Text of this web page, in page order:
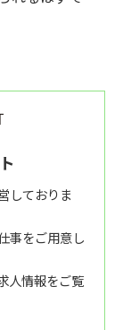
しておりま
事をご用意し
人情報をご覧